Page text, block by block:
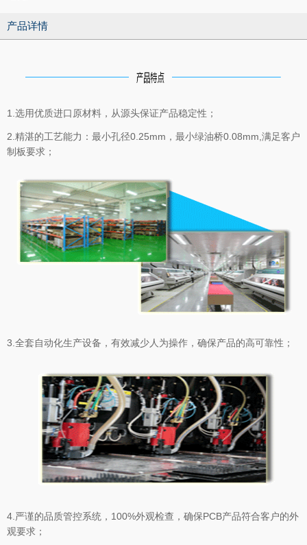
产品详情
1.选用优质进口原材料，从源头保证产品稳定性；
2.精湛的工艺能力：最小孔径0.25mm，最小绿油桥0.08mm,满足客户
制板要求；
3.全套自动化生产设备，有效减少人为操作，确保产品的高可靠性；
4.严谨的品质管控系统，100%外观检查，确保PCB产品符合客户的外
观要求；